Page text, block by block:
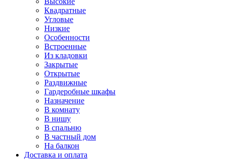
Квадратные
Угловые
Низкие
Особенности
Встроенные
Из кладовки
Закрытые
Открытые
Раздвижные
Гардеробные шкафы
Назначение
В комнату
В нишу
В спальню
В частный дом
На балкон
Доставка и оплата